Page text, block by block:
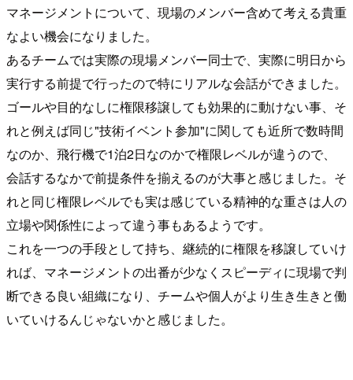
マネージメントについて、現場のメンバー含めて考える貴重
なよい機会になりました。
あるチームでは実際の現場メンバー同士で、実際に明日から
実行する前提で行ったので特にリアルな会話ができました。
ゴールや目的なしに権限移譲しても効果的に動けない事、そ
れと例えば同じ"技術イベント参加"に関しても近所で数時間
なのか、飛行機で1泊2日なのかで権限レベルが違うので、
会話するなかで前提条件を揃えるのが大事と感じました。そ
れと同じ権限レベルでも実は感じている精神的な重さは人の
立場や関係性によって違う事もあるようです。
これを一つの手段として持ち、継続的に権限を移譲していけ
れば、マネージメントの出番が少なくスピーディに現場で判
断できる良い組織になり、チームや個人がより生き生きと働
いていけるんじゃないかと感じました。